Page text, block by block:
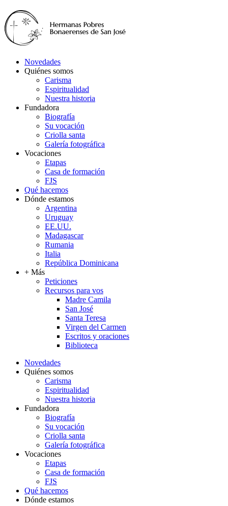
Novedades
Quiénes somos
Carisma
Espiritualidad
Nuestra historia
Fundadora
Biografía
Su vocación
Criolla santa
Galería fotográfica
Vocaciones
Etapas
Casa de formación
FJS
Qué hacemos
Dónde estamos
Argentina
Uruguay
EE.UU.
Madagascar
Rumania
Italia
República Dominicana
+ Más
Peticiones
Recursos para vos
Madre Camila
San José
Santa Teresa
Virgen del Carmen
Escritos y oraciones
Biblioteca
Novedades
Quiénes somos
Carisma
Espiritualidad
Nuestra historia
Fundadora
Biografía
Su vocación
Criolla santa
Galería fotográfica
Vocaciones
Etapas
Casa de formación
FJS
Qué hacemos
Dónde estamos